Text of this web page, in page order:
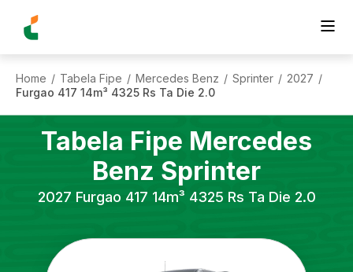
Home / Tabela Fipe / Mercedes Benz / Sprinter / 2027 /
Furgao 417 14m³ 4325 Rs Ta Die 2.0
Tabela Fipe Mercedes
Benz Sprinter
2027 Furgao 417 14m³ 4325 Rs Ta Die 2.0